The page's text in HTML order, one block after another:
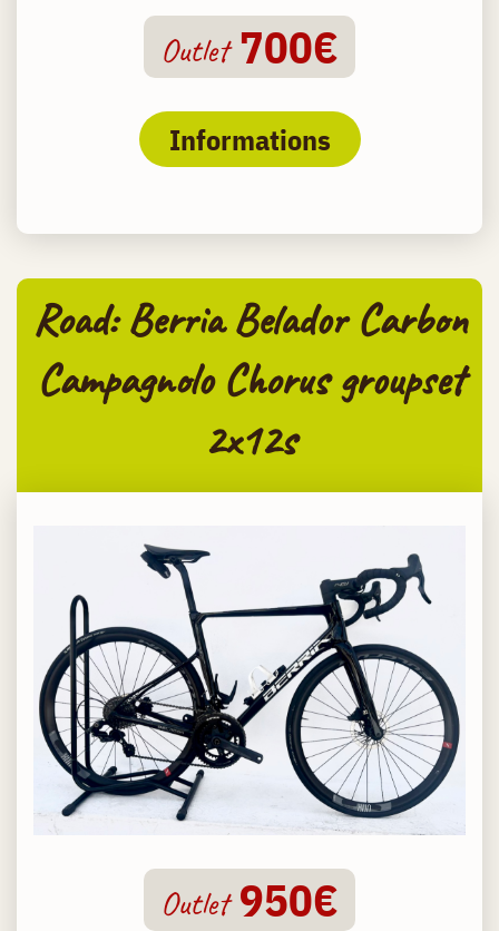
Outlet 700€
Informations
Road: Berria Belador Carbon
Campagnolo Chorus groupset
2x12s
Outlet 950€